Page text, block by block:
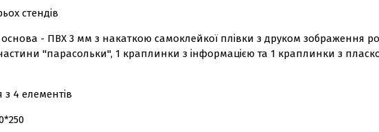
стендів
основа - ПВХ 3 мм з накаткою самоклейкої плівки з друком зображення
"парасольки", 1 краплинки з інформацією та 1 краплинки з
з 4 елементів